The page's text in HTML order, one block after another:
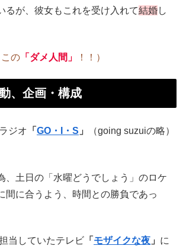
るが、彼女もこれを受け入れて結婚し
この 「ダメ人間」 ！！）
、企画・構成
ジオ 「 GO・I・S 」
（going suzuiの略）
、土日の「水曜どうでしょう」のロケ
間に合うよう、時間との勝負であっ
当していたテレビ 「 モザイクな夜 」 に